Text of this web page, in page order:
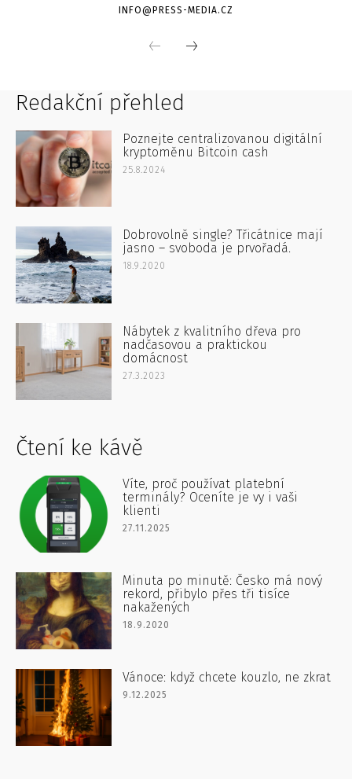
Redakční přehled
Poznejte centralizovanou digitální
kryptoměnu Bitcoin cash
25.8.2024
Dobrovolně single? Třicátnice mají
jasno – svoboda je prvořadá.
18.9.2020
Nábytek z kvalitního dřeva pro
nadčasovou a praktickou
domácnost
27.3.2023
Čtení ke kávě
Víte, proč používat platební
terminály? Oceníte je vy i vaši
klienti
27.11.2025
Minuta po minutě: Česko má nový
rekord, přibylo přes tři tisíce
nakažených
18.9.2020
Vánoce: když chcete kouzlo, ne zkrat
9.12.2025